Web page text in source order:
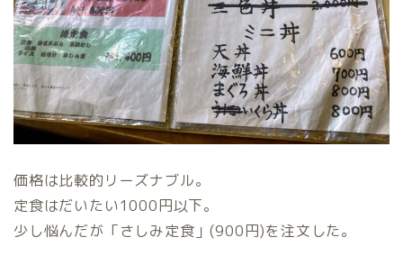
価格は比較的リーズナブル。
定食はだいたい1000円以下。
少し悩んだが「さしみ定食」(900円)を注文した。